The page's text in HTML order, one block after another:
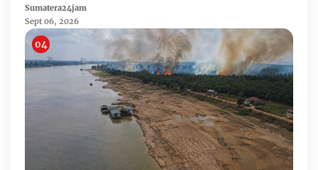
Pembebasan BPHTB di Sebagian Lahan
Sumatera24jam
Sept 06, 2026